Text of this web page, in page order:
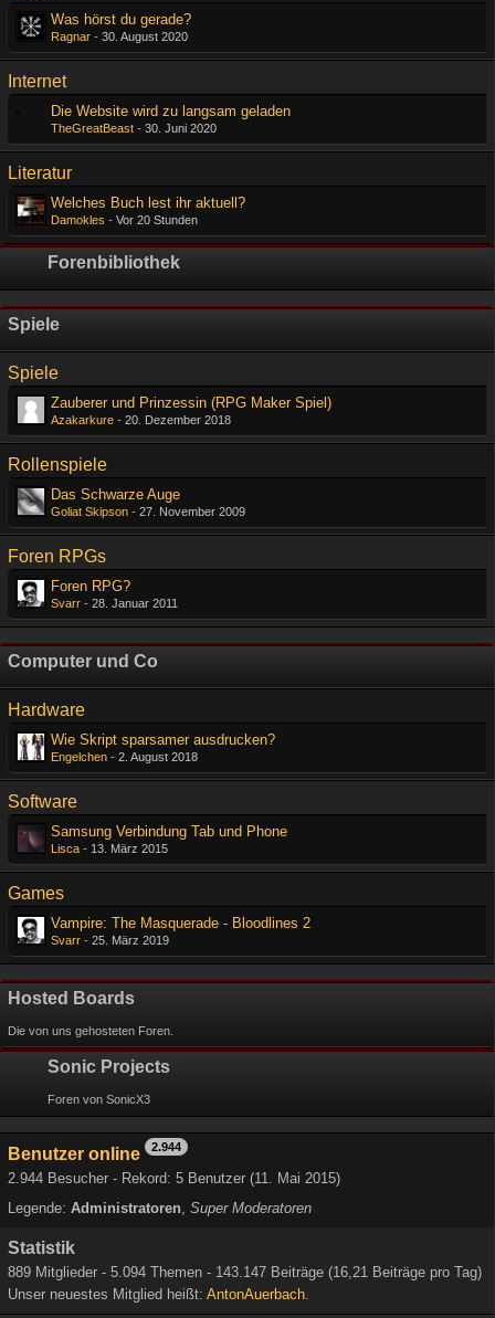
Was hörst du gerade?
Ragnar - 30. August 2020
Internet
Die Website wird zu langsam geladen
TheGreatBeast - 30. Juni 2020
Literatur
Welches Buch lest ihr aktuell?
Damokles - Vor 20 Stunden
Forenbibliothek
Spiele
Spiele
Zauberer und Prinzessin (RPG Maker Spiel)
Azakarkure - 20. Dezember 2018
Rollenspiele
Das Schwarze Auge
Goliat Skipson - 27. November 2009
Foren RPGs
Foren RPG?
Svarr - 28. Januar 2011
Computer und Co
Hardware
Wie Skript sparsamer ausdrucken?
Engelchen - 2. August 2018
Software
Samsung Verbindung Tab und Phone
Lisca - 13. März 2015
Games
Vampire: The Masquerade - Bloodlines 2
Svarr - 25. März 2019
Hosted Boards
Die von uns gehosteten Foren.
Sonic Projects
Foren von SonicX3
Benutzer online 2.944
2.944 Besucher - Rekord: 5 Benutzer (11. Mai 2015)
Legende: Administratoren Super Moderatoren
Statistik
889 Mitglieder - 5.094 Themen - 143.147 Beiträge (16,21 Beiträge pro Tag)
Unser neuestes Mitglied heißt: AntonAuerbach.